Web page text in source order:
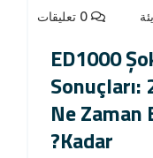
Ne
Kadar?